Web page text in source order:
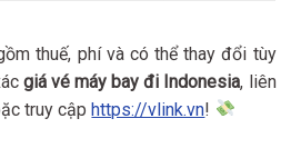
thuế, phí và có thể thay đổi tùy
giá vé máy bay đi Indonesia, liên
truy cậphttps://vlink.vn!